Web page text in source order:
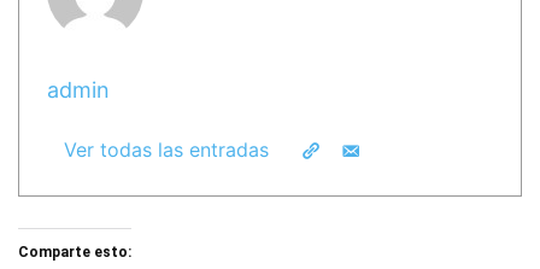
admin
Ver todas las entradas
Comparte esto: